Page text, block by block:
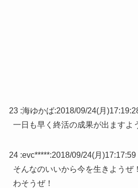
23 :海ゆかば:2018/09/24(月
一日も早く終活の成果が出ますよ
24 :evc*****:2018/09/24(月)17:17:59
そんなのいいから今を生きようぜ
わそうぜ！